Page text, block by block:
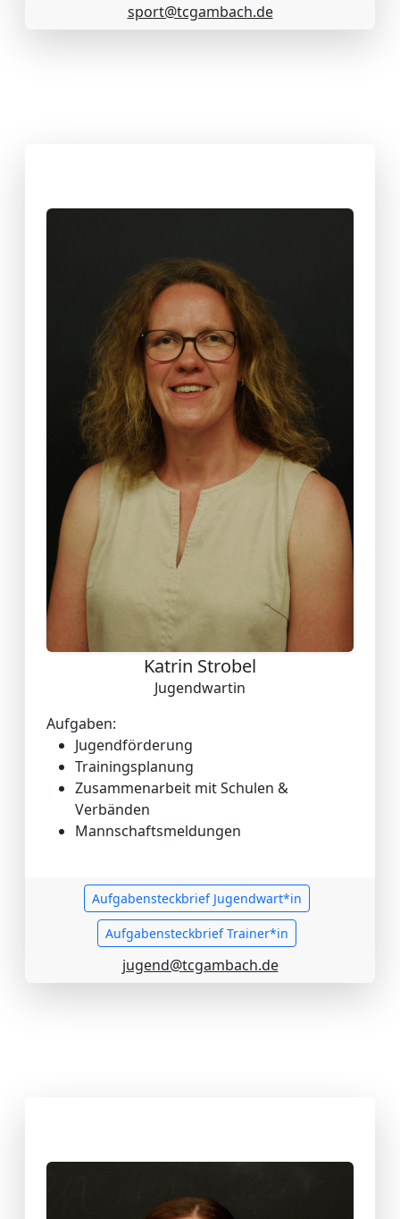
sport@tcgambach.de
Katrin Strobel
Jugendwartin
Aufgaben:
Jugendförderung
Trainingsplanung
Zusammenarbeit mit Schulen &
Verbänden
Mannschaftsmeldungen
Aufgabensteckbrief Jugendwart*in
Aufgabensteckbrief Trainer*in
jugend@tcgambach.de